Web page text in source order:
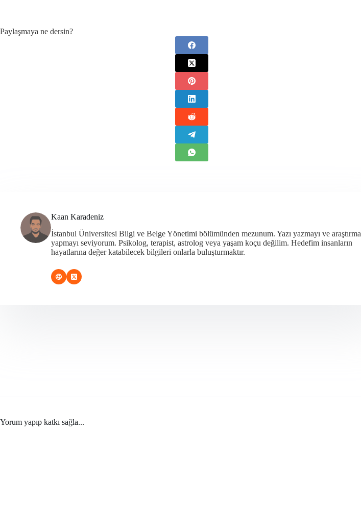
Paylaşmaya ne dersin?
Kaan Karadeniz
İstanbul Üniversitesi Bilgi ve Belge Yönetimi bölümünden mezunum. Yazı yazmayı ve araştırma
yapmayı seviyorum. Psikolog, terapist, astrolog veya yaşam koçu değilim. Hedefim insanların
hayatlarına değer katabilecek bilgileri onlarla buluşturmaktır.
Yorum yapıp katkı sağla...